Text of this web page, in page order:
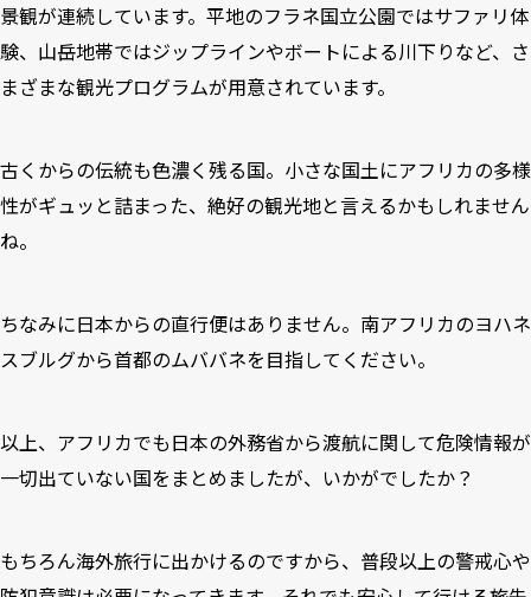
景観が連続しています。平地のフラネ国立公園ではサファリ体
験、山岳地帯ではジップラインやボートによる川下りなど、さ
まざまな観光プログラムが用意されています。
古くからの伝統も色濃く残る国。小さな国土にアフリカの多様
性がギュッと詰まった、絶好の観光地と言えるかもしれません
ね。
ちなみに日本からの直行便はありません。南アフリカのヨハネ
スブルグから首都のムババネを目指してください。
以上、アフリカでも日本の外務省から渡航に関して危険情報が
一切出ていない国をまとめましたが、いかがでしたか？
もちろん海外旅行に出かけるのですから、普段以上の警戒心や